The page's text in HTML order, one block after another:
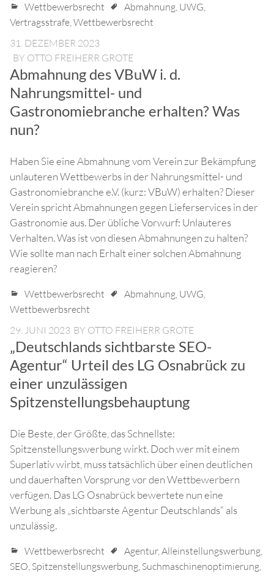
Wettbewerbsrecht Abmahnung, UWG,
Vertragsstrafe,Wettbewerbsrecht
31. DEZEMBER 2023
BY OTTO FREIHERR GROTE
Abmahnung des VBuW i. d.
Nahrungsmittel- und
Gastronomiebranche erhalten? Was
nun?
Haben Sie eine Abmahnung vom Verein zur Bekämpfung
unlauteren Wettbewerbs in der Nahrungsmittel- und
Gastronomiebranche e.V. (kurz: VBuW) erhalten? Dieser
Verein spricht Abmahnungen gegen Lieferservices in der
Gastronomie aus. Der übliche Vorwurf: Unlauteres
Verhalten. Was ist von diesen Abmahnungen zu halten?
Wie sollte man nach Erhalt einer solchen Abmahnung
reagieren?
Wettbewerbsrecht Abmahnung, UWG,
Wettbewerbsrecht
29. JUNI 2023 BY OTTO FREIHERR GROTE
„Deutschlands sichtbarste SEO-
Agentur“ Urteil des LG Osnabrück zu
einer unzulässigen
Spitzenstellungsbehauptung
Die Beste, der Größte, das Schnellste:
Spitzenstellungswerbung wirkt. Doch wer mit einem
Superlativ wirbt, muss tatsächlich über einen deutlichen
und dauerhaften Vorsprung vor den Wettbewerbern
verfügen. Das LG Osnabrück bewertete nun eine
Werbung als „sichtbarste Agentur Deutschlands“ als
unzulässig.
Wettbewerbsrecht Agentur,Alleinstellungswerbung,
SEO, Spitzenstellungswerbung, Suchmaschinenoptimierung,